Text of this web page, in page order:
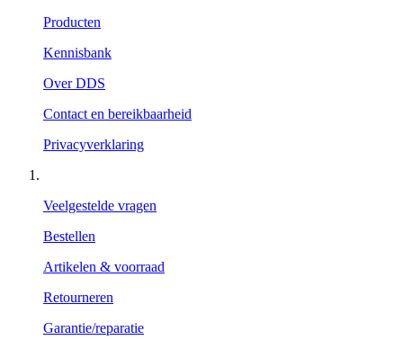
Producten
Kennisbank
Over DDS
Contact en bereikbaarheid
Privacyverklaring
Veelgestelde vragen
Bestellen
Artikelen & voorraad
Retourneren
Garantie/reparatie